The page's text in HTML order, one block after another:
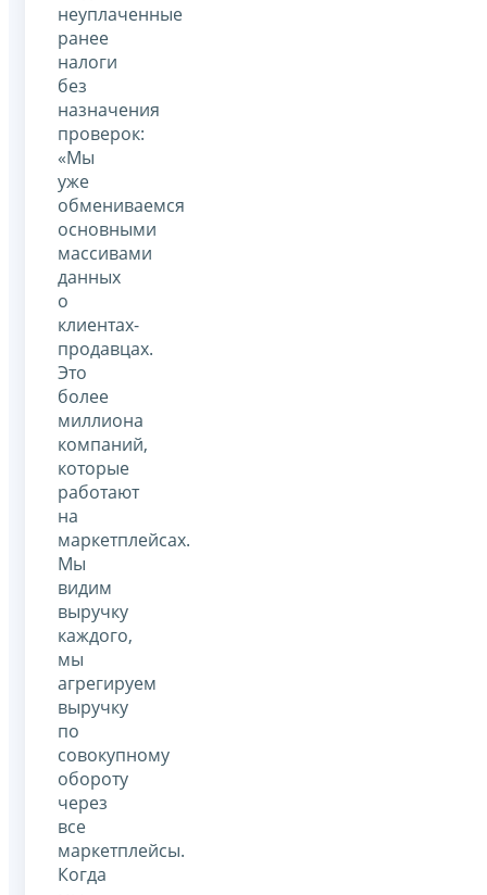
неуплаченные
ранее
налоги
без
назначения
проверок:
«Мы
уже
обмениваемся
основными
массивами
данных
о
клиентах-
продавцах.
Это
более
миллиона
компаний,
которые
работают
на
маркетплейсах.
Мы
видим
выручку
каждого,
мы
агрегируем
выручку
по
совокупному
обороту
через
все
маркетплейсы.
Когда